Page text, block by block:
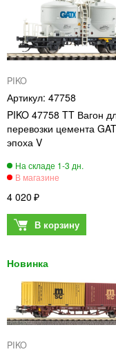
PIKO
47758
PIKO 47758 TT Вагон
перевозки цемента
эпоха V
4 020
PIKO